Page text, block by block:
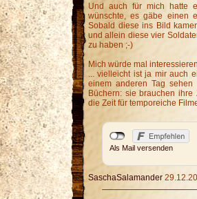
Und auch für mich hatte
wünschte, es gäbe einen
Sobald diese ins Bild
und allein diese vier
zu haben ;-)
Mich würde mal
... vielleicht ist ja mir auch
einem anderen Tag
Büchern: sie brauchen
die Zeit für temporeiche
Als Mail versenden
SaschaSalamander